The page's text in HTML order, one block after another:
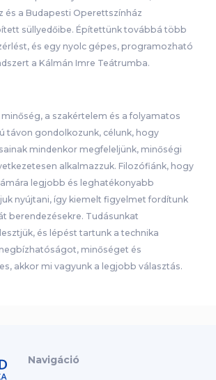
és a Budapesti Operettszínház
süllyedőibe. Építettünk továbbá több
és egy nyolc gépes, programozható
a Kálmán Imre Teátrumba.
a szakértelem és a folyamatos
távon gondolkozunk, célunk, hogy
mindenkor megfeleljünk, minőségi
alkalmazzuk. Filozófiánk, hogy
legjobb és leghatékonyabb
nyújtani, így kiemelt figyelmet fordítunk
berendezésekre. Tudásunkat
és lépést tartunk a technika
minőséget és
akkor mi vagyunk a legjobb választás.
Navigáció